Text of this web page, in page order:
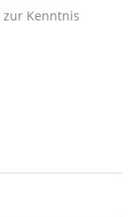
zur Kenntnis